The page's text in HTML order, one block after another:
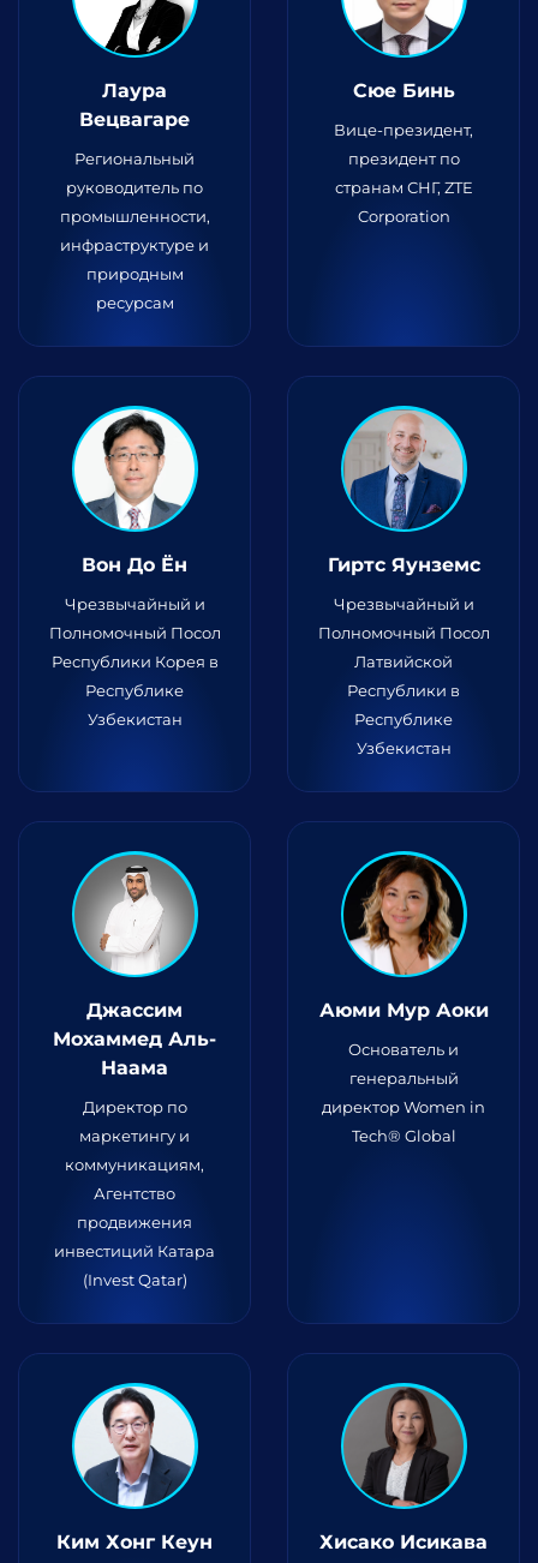
Лаура
Вецвагаре
Региональный
руководитель по
промышленности,
инфраструктуре и
природным
ресурсам
Сюе Бинь
Вице-президент,
президент по
странам СНГ, ZTE
Corporation
Вон До Ён
Чрезвычайный и
Полномочный Посол
Республики Корея в
Республике
Узбекистан
Гиртс Яунземс
Чрезвычайный и
Полномочный Посол
Латвийской
Республики в
Республике
Узбекистан
Джассим
Мохаммед Аль-
Наама
Директор по
маркетингу и
коммуникациям,
Агентство
продвижения
инвестиций Катара
(Invest Qatar)
Аюми Мур Аоки
Основатель и
генеральный
директор Women in
Tech® Global
Ким Хонг Кеун Хисако Исикава